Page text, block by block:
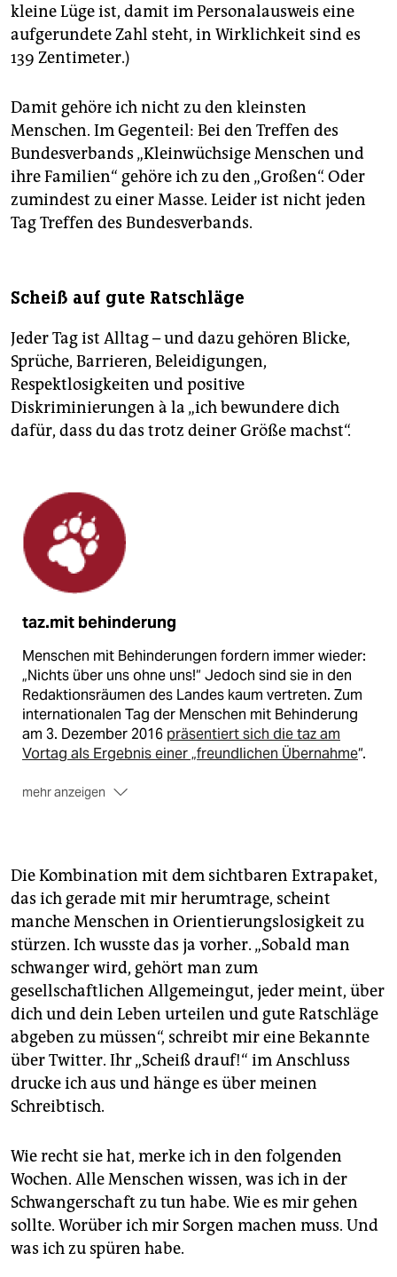
kleine Lüge ist, damit im Personalausweis eine
aufgerundete Zahl steht, in Wirklichkeit sind es
139 Zentimeter.)
Damit gehöre ich nicht zu den kleinsten
Menschen. Im Gegenteil: Bei den Treffen des
Bundesverbands „Kleinwüchsige Menschen und
ihre Familien“ gehöre ich zu den „Großen“. Oder
zumindest zu einer Masse. Leider ist nicht jeden
Tag Treffen des Bundesverbands.
Scheiß auf gute Ratschläge
Jeder Tag ist Alltag – und dazu gehören Blicke,
Sprüche, Barrieren, Beleidigungen,
Respektlosigkeiten und positive
Diskriminierungen à la „ich bewundere dich
dafür, dass du das trotz deiner Größe machst“.
taz.mit behinderung
Menschen mit Behinderungen fordern immer wieder:
„Nichts über uns ohne uns!“ Jedoch sind sie in den
Redaktionsräumen des Landes kaum vertreten. Zum
internationalen Tag der Menschen mit Behinderung
am 3. Dezember 2016 präsentiert sich die taz am
Vortag als Ergebnis einer „freundlichen Übernahme“.
mehr anzeigen
schweren Schicksal leiden“. Davon, wie es ihnen im
Alltag und im Beruf ergeht. Koordiniert wird die
Übernahme vonLeidmedien.de. taz.mit behinderung
– am Kiosk,eKioskund natürlich online auf taz.de.
Die Kombination mit dem sichtbaren Extrapaket,
das ich gerade mit mir herumtrage, scheint
manche Menschen in Orientierungslosigkeit zu
stürzen. Ich wusste das ja vorher. „Sobald man
schwanger wird, gehört man zum
gesellschaftlichen Allgemeingut, jeder meint, über
dich und dein Leben urteilen und gute Ratschläge
abgeben zu müssen“, schreibt mir eine Bekannte
über Twitter. Ihr „Scheiß drauf!“ im Anschluss
drucke ich aus und hänge es über meinen
Schreibtisch.
Wie recht sie hat, merke ich in den folgenden
Wochen. Alle Menschen wissen, was ich in der
Schwangerschaft zu tun habe. Wie es mir gehen
sollte. Worüber ich mir Sorgen machen muss. Und
was ich zu spüren habe.